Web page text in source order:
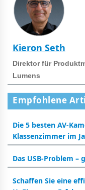
Kieron Seth
Direktor für
Lumens
Empfohlene
Die 5 besten AV-
Klassenzimmer im
Das USB-Problem –
Schaffen Sie eine